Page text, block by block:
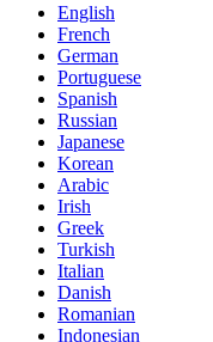
English
French
German
Portuguese
Spanish
Russian
Japanese
Korean
Arabic
Irish
Greek
Turkish
Italian
Danish
Romanian
Indonesian